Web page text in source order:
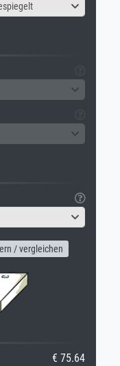
/ vergleichen
€ 75.64